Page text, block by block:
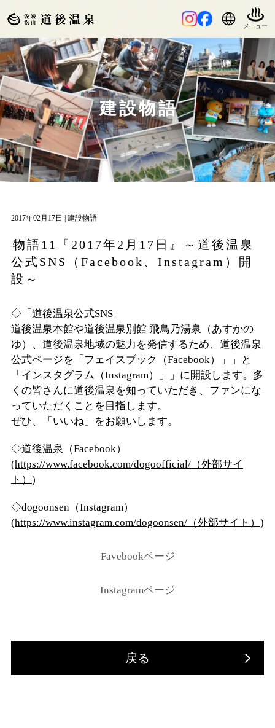
建設物語
2017年02月17日 | 建設物語
物語11『2017年2月17日』～道後温泉
公式SNS（Facebook、Instagram）開
設～
◇「道後温泉公式SNS」
道後温泉本館や道後温泉別館 飛鳥乃湯泉（あすかの
ゆ）、道後温泉地域の魅力を発信するため、道後温泉
公式ページを「フェイスブック（Facebook）」」と
「インスタグラム（Instagram）」」に開設します。多
くの皆さんに道後温泉を知っていただき、ファンにな
っていただくことを目指します。
ぜひ、「いいね」をお願いします。
◇道後温泉（Facebook）
(https://www.facebook.com/dogoofficial/（外部サイ
ト） )
◇dogoonsen（Instagram）
(https://www.instagram.com/dogoonsen/（外部サイト） )
Favebookページ
Instagramページ
戻る